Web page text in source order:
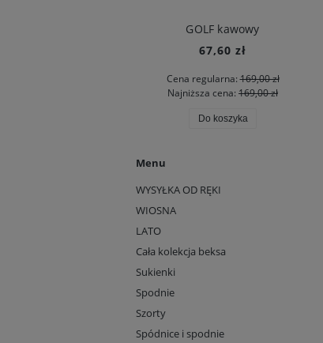
119,60 zł
Cena regularna:299,00 zł
Najniższa cena: 299,00 zł
Do koszyka
Menu
WYSYŁKA OD RĘKI
WIOSNA
LATO
Cała kolekcja beksa
Sukienki
Spodnie
Szorty
Spódnice i spodnie